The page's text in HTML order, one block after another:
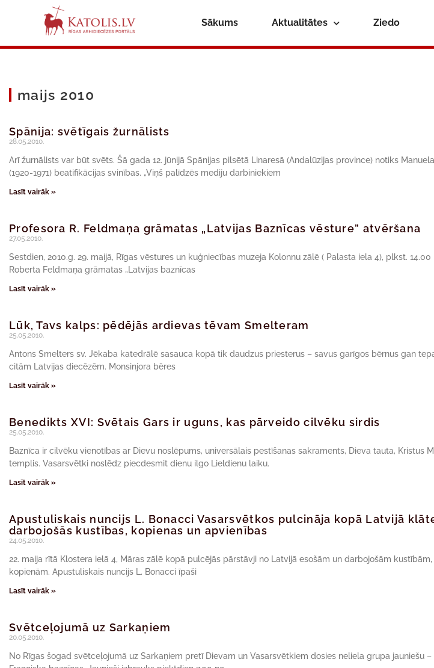
Sākums Aktualitātes Ziedo
maijs 2010
Spānija: svētīgais žurnālists
28.05.2010.
Arī žurnālists var būt svēts. Šā gada 12. jūnijā Spānijas pilsētā Linaresā (Andalūzijas province) notiks
(1920-1971) beatifikācijas svinības. „Viņš palīdzēs mediju darbiniekiem
Lasīt vairāk »
Profesora R. Feldmaņa grāmatas „Latvijas Baznīcas vēsture” atvēršana
27.05.2010.
Sestdien, 2010.g. 29. maijā, Rīgas vēstures un kuģniecības muzeja Kolonnu zālē ( Palasta iela 4), plkst. 14.00
Roberta Feldmaņa grāmatas „Latvijas baznīcas
Lasīt vairāk »
Lūk, Tavs kalps: pēdējās ardievas tēvam Smelteram
25.05.2010.
Antons Smelters sv. Jēkaba katedrālē sasauca kopā tik daudzus priesterus – savus garīgos bērnus gan
citām Latvijas diecēzēm. Monsinjora bēres
Lasīt vairāk »
Benedikts XVI: Svētais Gars ir uguns, kas pārveido cilvēku sirdis
25.05.2010.
Baznīca ir cilvēku vienotības ar Dievu noslēpums, universālais pestīšanas sakraments, Dieva tauta, Kristus
templis. Vasarsvētki noslēdz piecdesmit dienu ilgo Lieldienu laiku.
Lasīt vairāk »
Apustuliskais nuncijs L. Bonacci Vasarsvētkos pulcināja kopā Latvijā
darbojošās kustības, kopienas un apvienības
24.05.2010.
22. maija rītā Klostera ielā 4, Māras zālē kopā pulcējās pārstāvji no Latvijā esošām un darbojošām
kopienām. Apustuliskais nuncijs L. Bonacci īpaši
Lasīt vairāk »
Svētceļojumā uz Sarkaņiem
20.05.2010.
No Rīgas šogad svētceļojumā uz Sarkaņiem pretī Dievam un Vasarsvētkiem dosies neliela grupa jauniešu –